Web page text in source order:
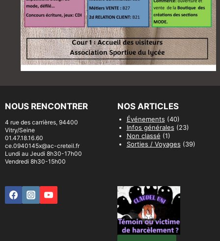
NOUS RENCONTRER
4 rue des carrières, 94400
Vitry/Seine
01.47.18.16.60
ce.0940145x@ac-creteil.fr
Lundi au Jeudi 8h30-17h00
Vendredi 8h30-15h00
NOS ARTICLES
Événements (40)
Infos générales (23)
Non classé (1)
Sorties / Voyages (39)